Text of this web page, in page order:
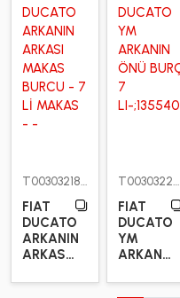
T00303218600
FIAT
DUCATO
ARKANIN
ARKASI
BURCU -
T00303220000
FIAT
DUCATO
YM
ARKANIN
BURÇ 7